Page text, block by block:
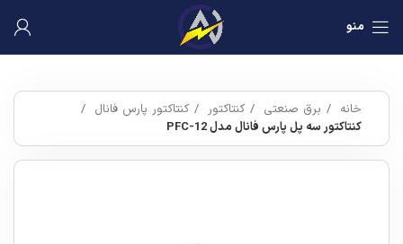
منو
خانه برق صنعتی کنتاکتور
کنتاکتور پارس فانال
کنتاکتور سه پل پارس فانال مدل PFC-12